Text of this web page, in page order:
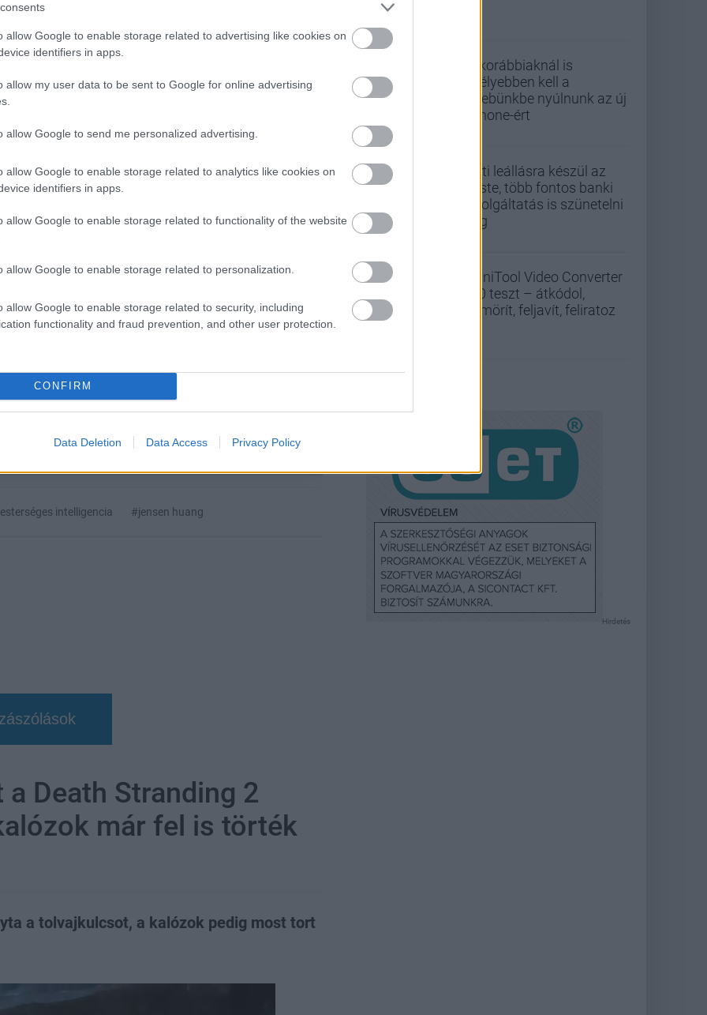
allow Google to enable storage related to advertising like cookies on
identifiers in apps.
allow my user data to be sent to Google for online advertising
allow Google to send me personalized advertising.
allow Google to enable storage related to analytics like cookies on
identifiers in apps.
allow Google to enable storage related to functionality of the website
allow Google to enable storage related to personalization.
allow Google to enable storage related to security, including
functionality and fraud prevention, and other user protection.
CONFIRM
Data Deletion Data Access Privacy Policy
VÁLASZTOTT promóciós anyagokban ennek
a szép új jövőben minden pontosan ugyanúgy tud
kikapcsolhatjuk és maradhatunk a tradícionális
a Nvidia ennyire nem érti azt a művészeti ágat, ami
képben maradj a játék- és filmvilág, a geek
hangulata – Jön a második forduló! (X)
intelligencia #jensen huang
Death Stranding 2
már fel is törték
a tolvajkulcsot, a kalózok pedig most tort
A korábbiaknál is
mélyebben kell a
zsebünkbe nyúlnunk az új
iPhone-ért
Esti leállásra készül az
Erste, több fontos banki
szolgáltatás is szünetelni
fog
MiniTool Video Converter
5.0 teszt – átkódol,
tömörít, feljavít, feliratoz
Hirdetés